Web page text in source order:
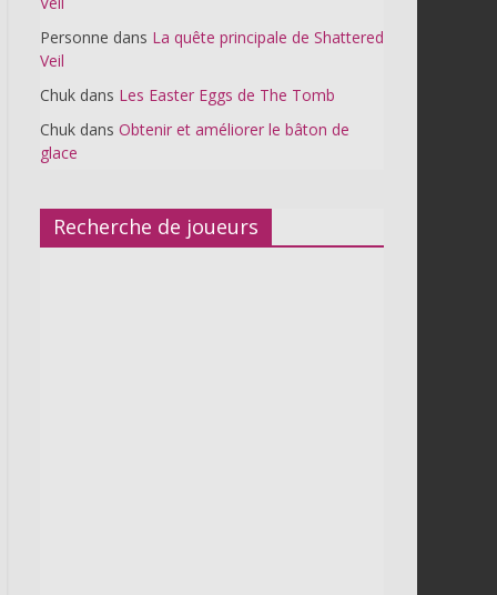
Personne dans La quête principale de Shattered
Veil
Chuk dans Les Easter Eggs de The Tomb
Chuk dans Obtenir et améliorer le bâton de
glace
Recherche de joueurs